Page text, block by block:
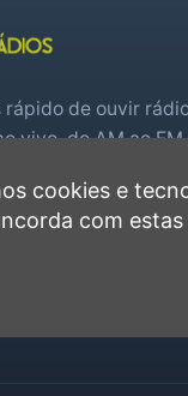
rápido de ouvir
vivo, do AM ao
cookies e
com